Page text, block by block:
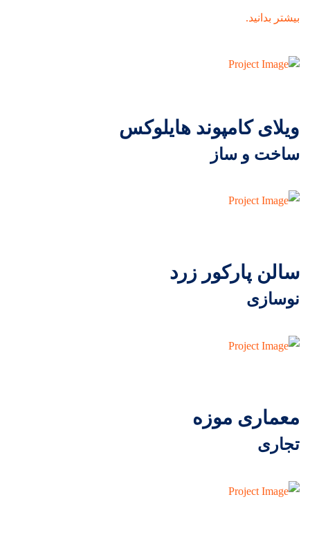
بیشتر بدانید.
ویلای کامپوند هایلوکس
ساخت و ساز
سالن پارکور زرد
نوسازی
معماری موزه
تجاری